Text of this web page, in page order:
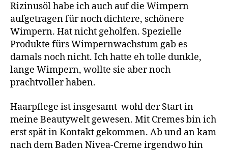
Rizinusöl habe ich auch auf die Wimpern
aufgetragen für noch dichtere, schönere
Wimpern. Hat nicht geholfen. Spezielle
Produkte fürs Wimpernwachstum gab es
damals noch nicht. Ich hatte eh tolle dunkle,
lange Wimpern, wollte sie aber noch
prachtvoller haben.
Haarpflege ist insgesamt wohl der Start in
meine Beautywelt gewesen. Mit Cremes bin ich
erst spät in Kontakt gekommen. Ab und an kam
nach dem Baden Nivea-Creme irgendwo hin